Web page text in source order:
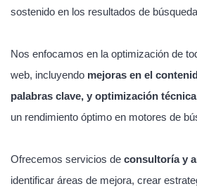
sostenido en los resultados de
Nos enfocamos en la optimización de
web, incluyendo mejoras en el
palabras clave, y optimización
un rendimiento óptimo en motores de
Ofrecemos servicios de consultoría y
identificar áreas de mejora, crear